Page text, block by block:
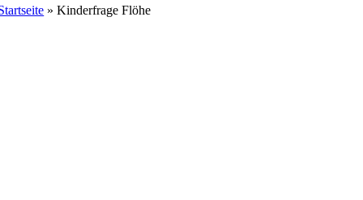
»Kinderfrage Flöhe